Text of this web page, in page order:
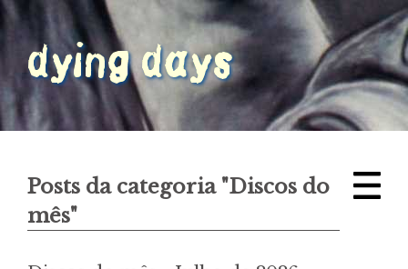
Posts da categoria "Discos do
mês"